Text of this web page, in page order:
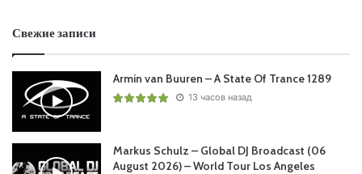
Свежие записи
Armin van Buuren – A State Of Trance 1289
13 часов назад
Markus Schulz – Global DJ Broadcast (06
August 2026) – World Tour Los Angeles